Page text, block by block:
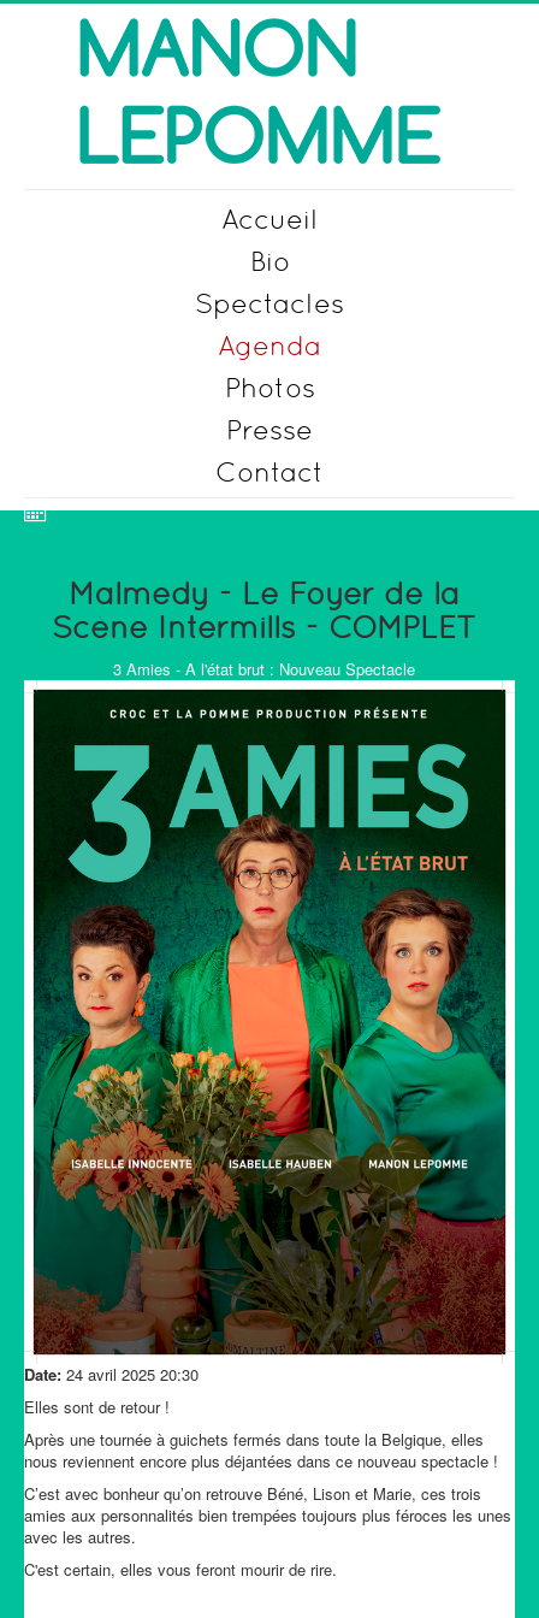
Accueil
Bio
Spectacles
Agenda
Photos
Presse
Contact
Malmedy - Le Foyer de la
Scène Intermills - COMPLET
3 Amies - A l'état brut : Nouveau Spectacle
Date: 24 avril 2025 20:30
Elles sont de retour !
Après une tournée à guichets fermés dans toute la Belgique, elles
nous reviennent encore plus déjantées dans ce nouveau spectacle !
C’est avec bonheur qu’on retrouve Béné, Lison et Marie, ces trois
amies aux personnalités bien trempées toujours plus féroces les unes
avec les autres.
C'est certain, elles vous feront mourir de rire.
précédente
précédent
suivante
suivant